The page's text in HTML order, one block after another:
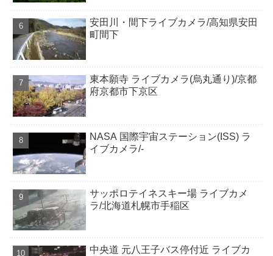
安田川・間下ライブカメラ/高知県安田
町間下
東本願寺 ライブカメラ(烏丸通り)/京都
府京都市下京区
NASA 国際宇宙ステーション(ISS) ラ
イブカメラ/-
サッポロテイネスキー場 ライブカメ
ラ/北海道札幌市手稲区
中央道 元八王子バス停付近 ライブカ